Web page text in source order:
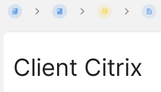
Client Citrix